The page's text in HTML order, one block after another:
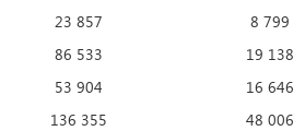
23 857
8 799
86 533
19 138
53 904
16 646
136 355 48 006